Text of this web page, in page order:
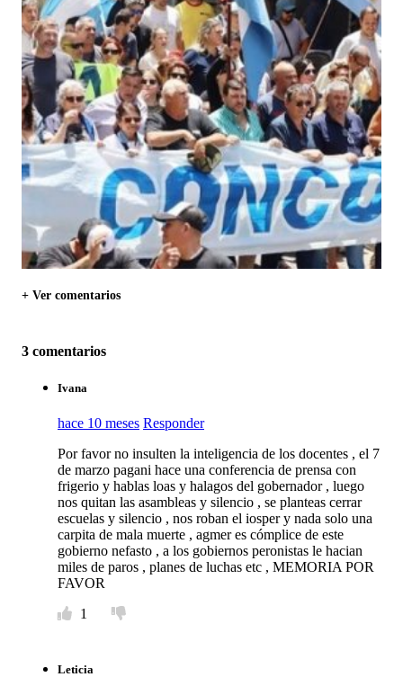
+ Ver comentarios
3 comentarios
Ivana
hace 10 meses Responder
Por favor no insulten la inteligencia de los docentes , el 7
de marzo pagani hace una conferencia de prensa con
frigerio y hablas loas y halagos del gobernador , luego
nos quitan las asambleas y silencio , se planteas cerrar
escuelas y silencio , nos roban el iosper y nada solo una
carpita de mala muerte , agmer es cómplice de este
gobierno nefasto , a los gobiernos peronistas le hacian
miles de paros , planes de luchas etc , MEMORIA POR
FAVOR
1
Leticia